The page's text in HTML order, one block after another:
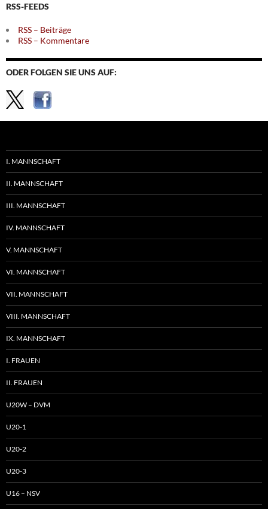
RSS-FEEDS
RSS – Beiträge
RSS – Kommentare
ODER FOLGEN SIE UNS AUF:
I. MANNSCHAFT
II. MANNSCHAFT
III. MANNSCHAFT
IV. MANNSCHAFT
V. MANNSCHAFT
VI. MANNSCHAFT
VII. MANNSCHAFT
VIII. MANNSCHAFT
IX. MANNSCHAFT
I. FRAUEN
II. FRAUEN
U20W – DVM
U20-1
U20-2
U20-3
U16 – NSV